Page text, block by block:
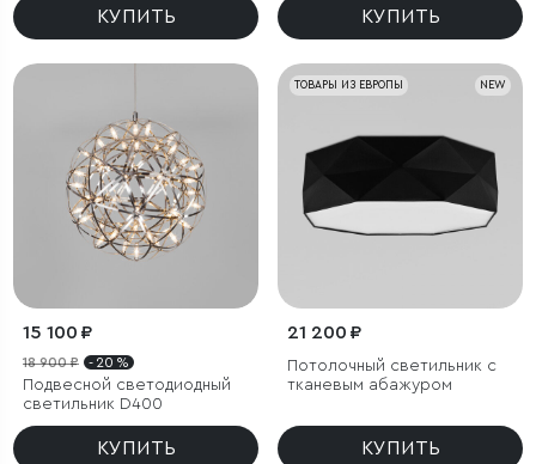
КУПИТЬ КУПИТЬ
15 100 ₽
18 900 ₽ - 20 %
Подвесной светодиодный
светильник D400
КУПИТЬ
NEW
ТОВАРЫ ИЗ ЕВРОПЫ
21 200 ₽
Потолочный светильник с
тканевым абажуром
КУПИТЬ